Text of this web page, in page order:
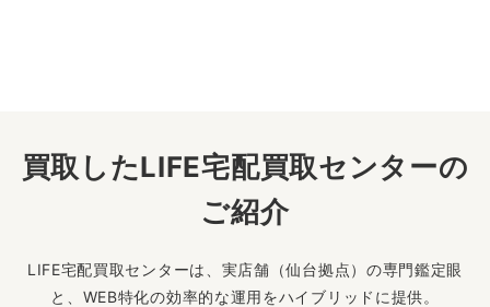
買取したLIFE宅配買取センターの
ご紹介
LIFE宅配買取センターは、実店舗（仙台拠点）の専門鑑定眼
と、WEB特化の効率的な運用をハイブリッドに提供。